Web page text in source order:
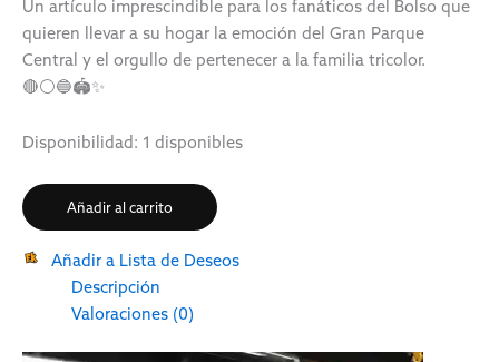
Un artículo imprescindible para los fanáticos del Bolso que
quieren llevar a su hogar la emoción del Gran Parque
Central y el orgullo de pertenecer a la familia tricolor.
🔴⚪🔵🏟️✨
Disponibilidad: 1 disponibles
Añadir al carrito
Añadir a Lista de Deseos
Descripción
Valoraciones (0)